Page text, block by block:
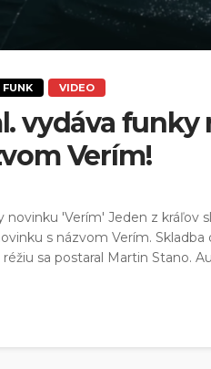
FUNK VIDEO
vydáva
Verím!
'Verím' Jeden z kráľov
s názvom Verím. Skladba
réžiu sa postaral Martin Stano.